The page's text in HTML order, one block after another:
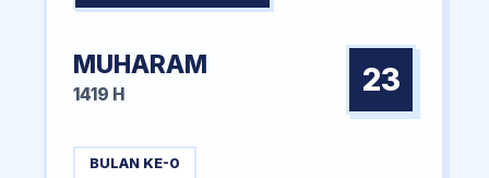
MUHARAM
1419 H 23
BULAN KE-0